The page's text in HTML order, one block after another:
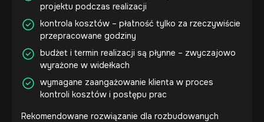
projektu podczas realizacji
kontrola kosztów – płatność tylko za rzeczywiście
przepracowane godziny
budżet i termin realizacji są płynne – zwyczajowo
wyrażone w widełkach
wymagane zaangażowanie klienta w proces
kontroli kosztów i postępu prac
Rekomendowane rozwiązanie dla rozbudowanych